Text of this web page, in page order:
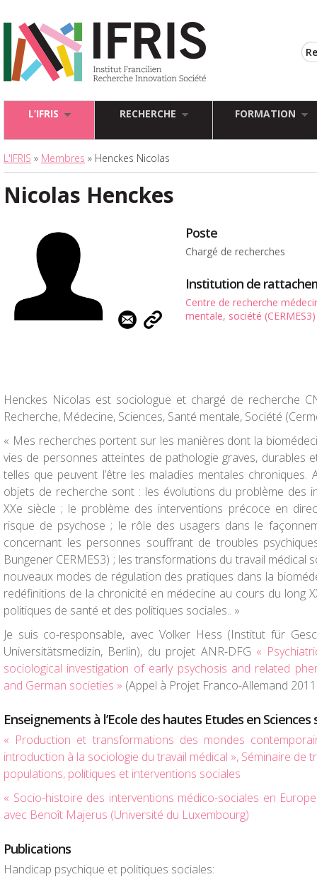
L’IFRIS RECHERCHE FORMATION
L'IFRIS » Membres » Henckes Nicolas
Nicolas Henckes
Poste
Chargé de recherches
Institution de
Centre de recherche
mentale, société (CERMES3)
Henckes Nicolas est sociologue et chargé de recherche
Recherche, Médecine, Sciences, Santé mentale, Société
« Mes recherches portent sur les manières dont la
vies de personnes atteintes de pathologie graves, durables
telles que peuvent l’être les maladies mentales chroniques.
objets de recherche sont : les évolutions du problème des
XXe siècle ; le problème des interventions précoce en
risque de psychose ; le rôle des usagers dans le
concernant les personnes souffrant de troubles
Bungener CERMES3) ; les transformations du travail médical
nouveaux modes de régulation des pratiques dans la
redéfinitions de la chronicité en médecine au cours du long
politiques de santé et des politiques sociales.. »
Je suis co-responsable, avec Volker Hess (Institut für
Universitätsmedizin, Berlin), du projet ANR-DFG «
sociological investigation of early psychosis and related
and German societies » (Appel à Projet Franco-Allemand
Enseignements à l’Ecole des hautes Etudes en Sciences
« Production et transformations des mondes
introduction à la sociologie du travail médical », Séminaire de
populations, politiques et interventions sociales
« Socio-histoire des interventions médico-sociales en
avec Benoît Majerus (Université du Luxembourg)
Publications
Handicap psychique et politiques sociales: